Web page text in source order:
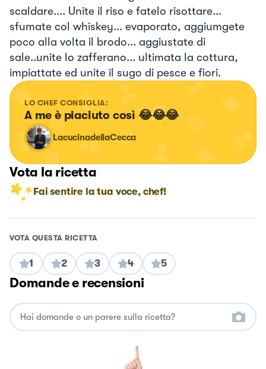
scaldare.... Unite il riso e fatelo risottare...
sfumate col whiskey... evaporato, aggiumgete
poco alla volta il brodo... aggiustate di
sale..unite lo zafferano... ultimata la cottura,
impiattate ed unite il sugo di pesce e fiori.
LO CHEF CONSIGLIA:
A me è piaciuto così 😂😂😂
LacucinadellaCecca
Vota la ricetta
Fai sentire la tua voce, chef!
VOTA QUESTA RICETTA
1 2 3 4 5
Domande e recensioni